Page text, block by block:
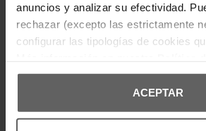
anuncios y analizar su efectividad.
rechazar (excepto las estrictamente
configurar las tipologías de cookies
ACEPTAR
Últimas unidades en stock
TOMMY HILFIGER
ZAPATILLAS TOMMY HILFIGER
79,20 € 99,00 €
TOMMY
71,96 €